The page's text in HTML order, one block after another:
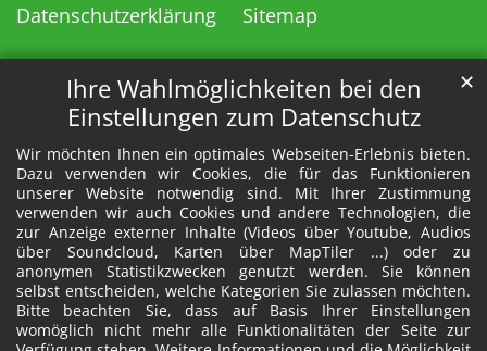
Ihre Wahlmöglichkeiten bei den
Einstellungen zum Datenschutz
Wir möchten Ihnen ein optimales Webseiten-Erlebnis bieten.
Dazu verwenden wir Cookies, die für das Funktionieren
unserer Website notwendig sind. Mit Ihrer Zustimmung
verwenden wir auch Cookies und andere Technologien, die
zur Anzeige externer Inhalte (Videos über Youtube, Audios
über Soundcloud, Karten über MapTiler ...) oder zu
anonymen Statistikzwecken genutzt werden. Sie können
selbst entscheiden, welche Kategorien Sie zulassen möchten.
Bitte beachten Sie, dass auf Basis Ihrer Einstellungen
womöglich nicht mehr alle Funktionalitäten der Seite zur
✕
Datenschutzerklärung
Sitemap